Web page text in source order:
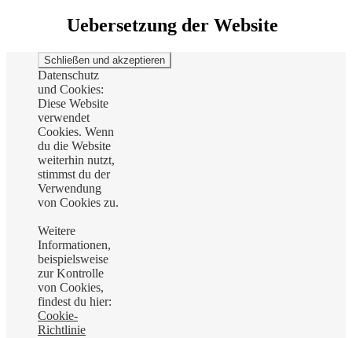
Uebersetzung der Website
Datenschutz
und Cookies:
Diese Website
verwendet
Cookies. Wenn
du die Website
weiterhin nutzt,
stimmst du der
Verwendung
von Cookies zu.
Weitere
Informationen,
beispielsweise
zur Kontrolle
von Cookies,
findest du hier:
Cookie-
Richtlinie